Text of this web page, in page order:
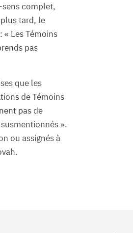
sens complet,
tard, le
« Les Témoins
pas
que les
de Témoins
pas de
».
ou assignés à